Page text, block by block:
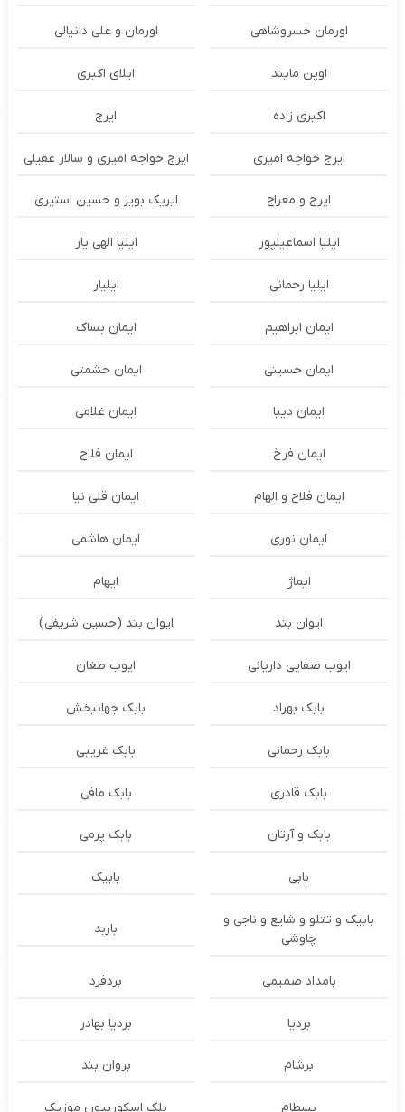
اورمان خسروشاهی اورمان و علی دانیالی
اوپن مایند ايلاى اكبرى
اکبری زاده ایرج
ایرج خواجه امیری ایرج خواجه امیری و سالار عقیلی
ایرج و معراج ایریک بویز و حسین استیری
ایلیا اسماعیلپور ایلیا الهی یار
ایلیا رحمانی ایلیار
ایمان ابراهیم ایمان بساک
ایمان حسینی ایمان حشمتی
ایمان دیبا ایمان غلامی
ایمان فرخ ایمان فلاح
ایمان فلاح و الهام ایمان قلی نیا
ایمان نوری ایمان هاشمی
ایماژ ایهام
ایوان بند ایوان بند (حسین شریفی)
ایوب صفایی داریانی ایوب طغان
بابک بهراد بابک جهانبخش
بابک رحمانی بابک غریبی
بابک قادری بابک مافی
بابک و آرتان بابک پرمی
بابی بابیک
بابیک و تتلو و شایع و ناجی و
چاوشی
باربد
بامداد صمیمی بردفرد
بردیا بردیا بهادر
برشام بروان بند
بسطام بلک اسکورپیون موزیک